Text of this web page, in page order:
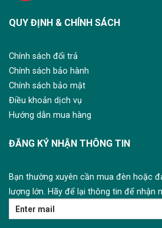
QUY ĐỊNH & CHÍNH SÁCH
Chính sách đổi trả
Chính sách bảo hành
Chính sách bảo mật
Điều khoản dịch vụ
Hướng dẫn mua hàng
ĐĂNG KÝ NHẬN THÔNG TIN
Bạn thường xuyên cần mua đèn hoặc
lượng lớn. Hãy để lại thông tin để nhận